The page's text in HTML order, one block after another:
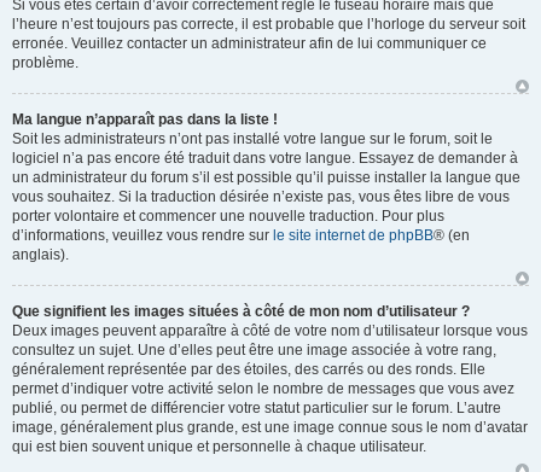
Si vous êtes certain d’avoir correctement réglé le fuseau horaire mais que
l’heure n’est toujours pas correcte, il est probable que l’horloge du serveur soit
erronée. Veuillez contacter un administrateur afin de lui communiquer ce
problème.
Ma langue n’apparaît pas dans la liste !
Soit les administrateurs n’ont pas installé votre langue sur le forum, soit le
logiciel n’a pas encore été traduit dans votre langue. Essayez de demander à
un administrateur du forum s’il est possible qu’il puisse installer la langue que
vous souhaitez. Si la traduction désirée n’existe pas, vous êtes libre de vous
porter volontaire et commencer une nouvelle traduction. Pour plus
d’informations, veuillez vous rendre sur le site internet de phpBB® (en
anglais).
Que signifient les images situées à côté de mon nom d’utilisateur ?
Deux images peuvent apparaître à côté de votre nom d’utilisateur lorsque vous
consultez un sujet. Une d’elles peut être une image associée à votre rang,
généralement représentée par des étoiles, des carrés ou des ronds. Elle
permet d’indiquer votre activité selon le nombre de messages que vous avez
publié, ou permet de différencier votre statut particulier sur le forum. L’autre
image, généralement plus grande, est une image connue sous le nom d’avatar
qui est bien souvent unique et personnelle à chaque utilisateur.